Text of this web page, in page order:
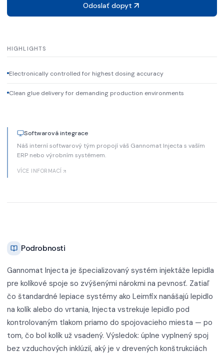
Odoslať dopyt
HIGHLIGHTS
Electronically controlled for highest dosing accuracy
Clean glue delivery for demanding production environments
Softwarová integrace
Náš interní softwarový tým propojí váš Gannomat Injecta s vaším
ERP nebo výrobním systémem.
VÍCE INFORMACÍ
Podrobnosti
Gannomat Injecta je špecializovaný systém injektáže lepidla
pre kolíkové spoje so zvýšenými nárokmi na pevnosť. Zatiaľ
čo štandardné lepiace systémy ako Leimfix nanášajú lepidlo
na kolík alebo do vrtania, Injecta vstrekuje lepidlo pod
kontrolovaným tlakom priamo do spojovacieho miesta — po
tom, čo bol kolík už vsadený. Výsledok: úplne vyplnený spoj
bez vzduchových inklúzií, aký je v drevených konštrukciách